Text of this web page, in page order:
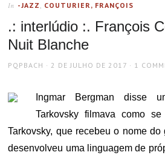
In -JAZZ , COUTURIER, FRANÇOIS
.: interlúdio :. François
Nuit Blanche
AUTHOR
PQPBACH
POSTED
2 DE JULHO DE 2017 1
Ingmar Bergman disse
Tarkovsky filmava como
Tarkovsky, que recebeu o nome do
desenvolveu uma linguagem de